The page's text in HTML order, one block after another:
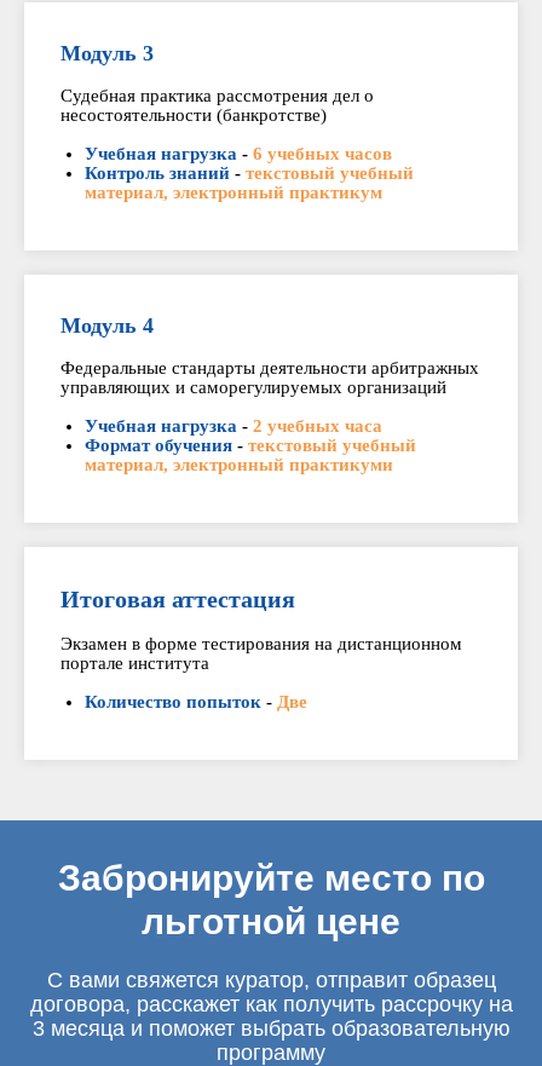
Модуль 3
Судебная практика рассмотрения дел о
несостоятельности (банкротстве)
Учебная нагрузка - 6 учебных часов
Контроль знаний - текстовый учебный
материал, электронный практикум
Модуль 4
Федеральные стандарты деятельности арбитражных
управляющих и саморегулируемых организаций
Учебная нагрузка - 2 учебных часа
Формат обучения - текстовый учебный
материал, электронный практикуми
Итоговая аттестация
Экзамен в форме тестирования на дистанционном
портале института
Количество попыток - Две
Забронируйте место по
льготной цене
С вами свяжется куратор, отправит образец
договора, расскажет как получить рассрочку на
3 месяца и поможет выбрать образовательную
программу